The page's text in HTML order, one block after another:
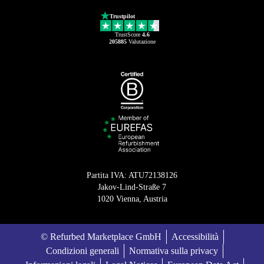
Trustpilot
TrustScore 4.6
205885Valutazione
Partita IVA: ATU72138126
Jakov-Lind-Straße 7
1020 Vienna, Austria
© Refurbed Marketplace GmbH
Accessibilità
Condizioni generali
Normativa sulla privacy